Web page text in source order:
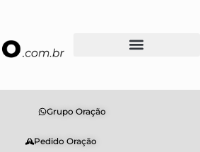
Grupo Oração
Pedido Oração